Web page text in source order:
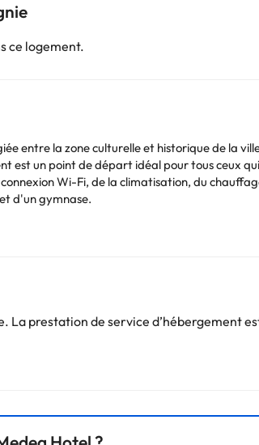
ce logement.
entre la zone culturelle et historique de la
est un point de départ idéal pour tous ceux
Wi-Fi, de la climatisation, du
d'un gymnase.
d'une connexion Wi-Fi, d'un balcon,
pouvez consulter les tarifs directement
avez des questions, contactez-nous.
prestation de service d’hébergement